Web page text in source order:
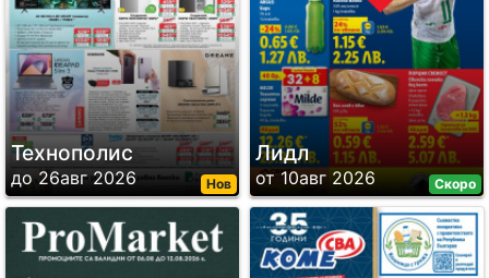
Нов
Технополис
до 26авг 2026 Скоро
Лидл
от 10авг 2026